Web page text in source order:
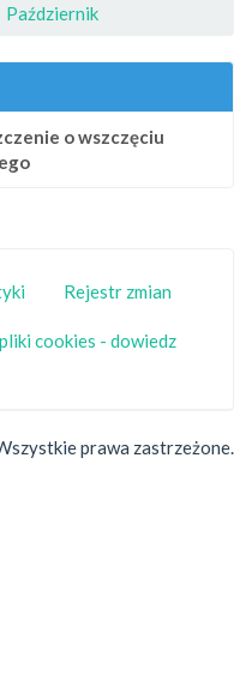
Październik
o wszczęciu
Rejestr zmian
cookies - dowiedz
prawa zastrzeżone.